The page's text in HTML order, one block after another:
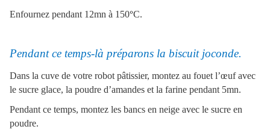
Enfournez pendant 12mn à 150°C.
Pendant ce temps-là préparons la biscuit joconde.
Dans la cuve de votre robot pâtissier, montez au fouet l’œuf avec
le sucre glace, la poudre d’amandes et la farine pendant 5mn.
Pendant ce temps, montez les bancs en neige avec le sucre en
poudre.